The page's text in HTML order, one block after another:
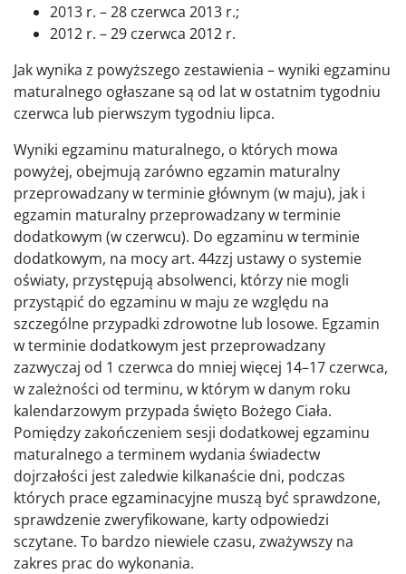
2013 r. – 28 czerwca 2013 r.;
2012 r. – 29 czerwca 2012 r.
Jak wynika z powyższego zestawienia – wyniki egzaminu
maturalnego ogłaszane są od lat w ostatnim tygodniu
czerwca lub pierwszym tygodniu lipca.
Wyniki egzaminu maturalnego, o których mowa
powyżej, obejmują zarówno egzamin maturalny
przeprowadzany w terminie głównym (w maju), jak i
egzamin maturalny przeprowadzany w terminie
dodatkowym (w czerwcu). Do egzaminu w terminie
dodatkowym, na mocy art. 44zzj ustawy o systemie
oświaty, przystępują absolwenci, którzy nie mogli
przystąpić do egzaminu w maju ze względu na
szczególne przypadki zdrowotne lub losowe. Egzamin
w terminie dodatkowym jest przeprowadzany
zazwyczaj od 1 czerwca do mniej więcej 14–17 czerwca,
w zależności od terminu, w którym w danym roku
kalendarzowym przypada święto Bożego Ciała.
Pomiędzy zakończeniem sesji dodatkowej egzaminu
maturalnego a terminem wydania świadectw
dojrzałości jest zaledwie kilkanaście dni, podczas
których prace egzaminacyjne muszą być sprawdzone,
sprawdzenie zweryfikowane, karty odpowiedzi
sczytane. To bardzo niewiele czasu, zważywszy na
zakres prac do wykonania.